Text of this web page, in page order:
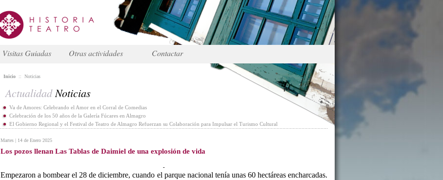
Visitas Guiadas Otras actividades Contactar
Inicio :: Noticias
ActualidadNoticias
Va de Amores: Celebrando el Amor en el Corral de Comedias
Celebración de los 50 años de la Galería Fúcares en Almagro
El Gobierno Regional y el Festival de Teatro de Almagro Refuerzan su Colaboración para Impulsar el Turismo Cultural
Martes | 14 de Enero 2025
Los pozos llenan Las Tablas de Daimiel de una explosión de vida
-
Empezaron a bombear el 28 de diciembre, cuando el parque nacional tenía unas 60 hectáreas encharcadas.